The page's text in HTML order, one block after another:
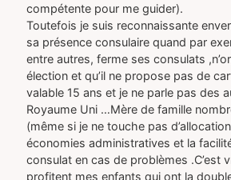
compétente pour me guider).
Toutefois je suis reconnaissante
sa présence consulaire quand par
entre autres, ferme ses consulats
élection et qu’il ne propose pas de
valable 15 ans et je ne parle pas des
Royaume Uni …Mère de famille
(même si je ne touche pas
économies administratives et la
consulat en cas de problèmes .C’est
profitent mes enfants qui ont la